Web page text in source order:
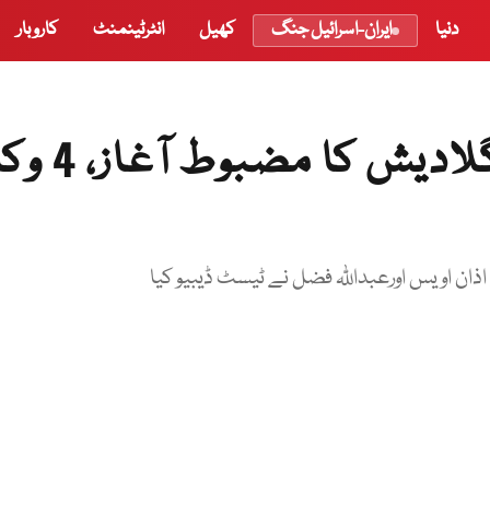
دنیا ایران-اسرائیل جنگ کھیل انٹرٹینمنٹ کاروبار
ڈھاکا ٹیسٹ کا پہلا